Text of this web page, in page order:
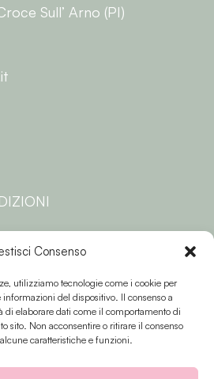
Consenso
utilizziamo tecnologie come i cookie per
del dispositivo. Il consenso a
di elaborare dati come il comportamento di
sito. Non acconsentire o ritirare il consenso
caratteristiche e funzioni.
Sull’ Arno (PI)